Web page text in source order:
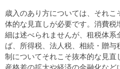
歳入のあり方については、それ
体的な見直しが必要です。消費
細は述べられませんが、租税体
ば、所得税、法人税、相続・贈
制についてそれこそ抜本的な見